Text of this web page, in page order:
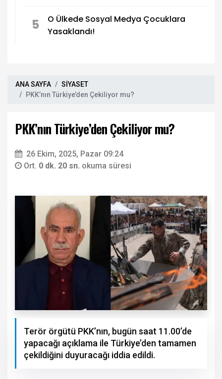
5
O Ülkede Sosyal Medya Çocuklara
Yasaklandı!
ANA SAYFA
SİYASET
PKK’nın Türkiye’den Çekiliyor mu?
PKK’nın Türkiye’den Çekiliyor mu?
26 Ekim, 2025, Pazar 09:24
Ort. 0 dk. 20 sn. okuma süresi
Terör örgütü PKK’nın, bugün saat 11.00’de
yapacağı açıklama ile Türkiye’den tamamen
çekildiğini duyuracağı iddia edildi.